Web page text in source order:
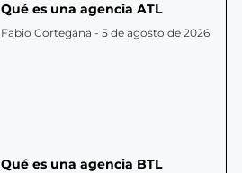
Qué es una agencia ATL
Fabio Cortegana 5 de agosto de 2026
Qué es una agencia BTL